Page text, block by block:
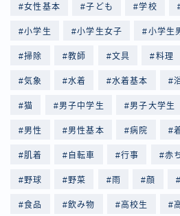
Follow
女性基本 子ども 学校
小学生 小学生女子 小学生
掃除 教師 文具 料理
気象 水着 水着基本
猫 男子中学生 男子大学生
男性 男性基本 病院
肌着 自転車 行事 赤
野球 野菜 雨 顔
食品 飲み物 高校生